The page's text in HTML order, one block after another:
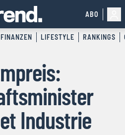
ABO
FINANZEN LIFESTYLE RANKINGS
Industrie